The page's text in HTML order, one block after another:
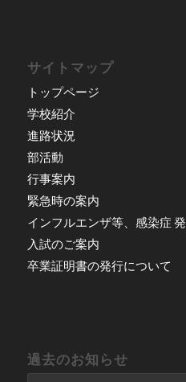
サイトマップ
トップページ
学校紹介
進路状況
部活動
行事案内
緊急時の案内
インフルエンザ等、感染症
入試のご案内
卒業証明書の発行について
過去のお知らせ